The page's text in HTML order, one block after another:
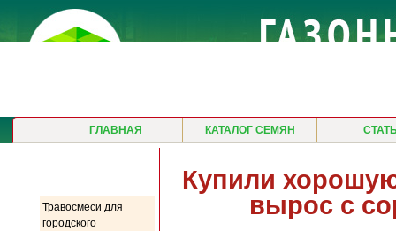
ГЛАВНАЯ КАТАЛОГ СЕМЯН
Травосмеси для
городского
Купили
вырос с